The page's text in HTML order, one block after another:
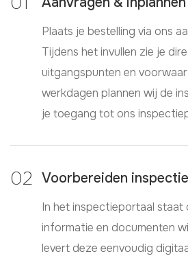
Plaats je bestelling via ons
Tijdens het invullen zie je
uitgangspunten en
werkdagen plannen wij de
je toegang tot ons
Voorbereiden inspectie
In het inspectieportaal staat
informatie en documenten
levert deze eenvoudig